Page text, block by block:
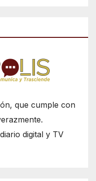
que cumple con
digital y TV